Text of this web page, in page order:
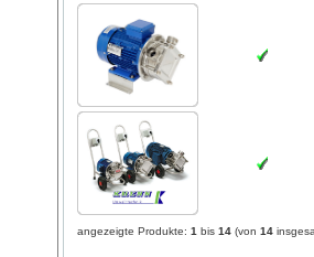
angezeigte Produkte: 1 bis 14 (von 14